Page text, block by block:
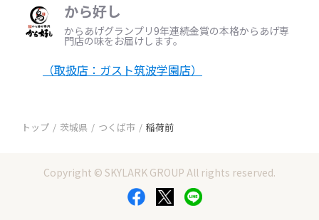
から好し
からあげグランプリ9年連続金賞の本格からあげ専
門店の味をお届けします。
（取扱店：ガスト筑波学園店）
トップ 茨城県 つくば市 稲荷前
Copyright © SKYLARK GROUP All rights reserved.